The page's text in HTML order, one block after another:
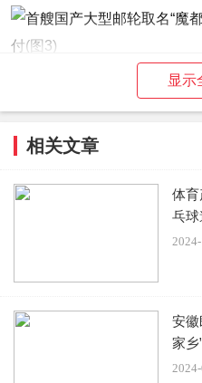
中国船舶集团与上海市共同发
分重要的意义。“爱达·魔都”
为一张移动的海上名片，带
显示
相关文章
体育
乓球
安徽
家乡